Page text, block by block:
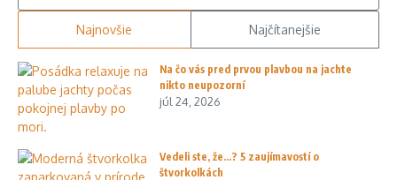
Najnovšie Najčítanejšie
Na čo vás pred prvou plavbou na jachte
nikto neupozorní
júl 24, 2026
Vedeli ste, že…? 5 zaujímavostí o
štvorkolkách